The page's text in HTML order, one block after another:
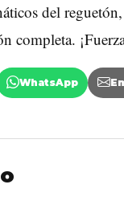
del
completa.
WhatsApp